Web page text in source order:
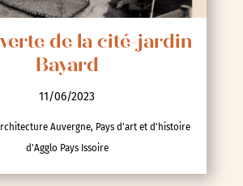
de la cité-jardin
Bayard
11/06/2023
Auvergne, Pays d'art et d'histoire
d'Agglo Pays Issoire